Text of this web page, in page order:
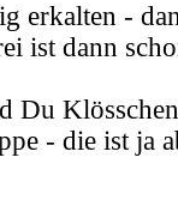
erkalten -
ist dann
Du
- die ist ja